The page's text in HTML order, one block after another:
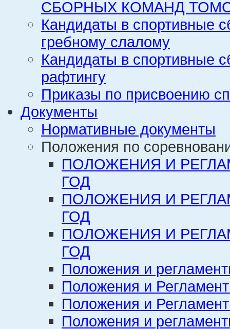
СБОРНЫХ КОМАНД
Кандидаты в спортивные
гребному слалому
Кандидаты в спортивные
рафтингу
Приказы по присвоению
Документы
Нормативные документы
Положения по
ПОЛОЖЕНИЯ И
ГОД
ПОЛОЖЕНИЯ И
ГОД
ПОЛОЖЕНИЯ И
ГОД
Положения и
Положения и
Положения и
Положения и